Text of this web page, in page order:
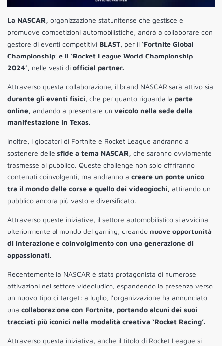
La NASCAR, organizzazione statunitense che gestisce e
promuove competizioni automobilistiche, andrà a collaborare con
gestore di eventi competitivi BLAST, per il ‘Fortnite Global
Championship’ e il ‘Rocket League World Championship
2024’, nelle vesti di official partner.
Attraverso questa collaborazione, il brand NASCAR sarà attivo sia
durante gli eventi fisici, che per quanto riguarda la parte
online, andando a presentare un veicolo nella sede della
manifestazione in Texas.
Inoltre, i giocatori di Fortnite e Rocket League andranno a
sostenere delle sfide a tema NASCAR, che saranno ovviamente
trasmesse al pubblico. Queste challenge non solo offriranno
contenuti coinvolgenti, ma andranno a creare un ponte unico
tra il mondo delle corse e quello dei videogiochi, attirando un
pubblico ancora più vasto e diversificato.
Attraverso queste iniziative, il settore automobilistico si avvicina
ulteriormente al mondo del gaming, creando nuove opportunità
di interazione e coinvolgimento con una generazione di
appassionati.
Recentemente la NASCAR è stata protagonista di numerose
attivazioni nel settore videoludico, espandendo la presenza verso
un nuovo tipo di target: a luglio, l’organizzazione ha annunciato
una collaborazione con Fortnite, portando alcuni dei suoi
tracciati più iconici nella modalità creativa ‘Rocket Racing’.
Attraverso questa iniziativa, anche il titolo di Rocket League si